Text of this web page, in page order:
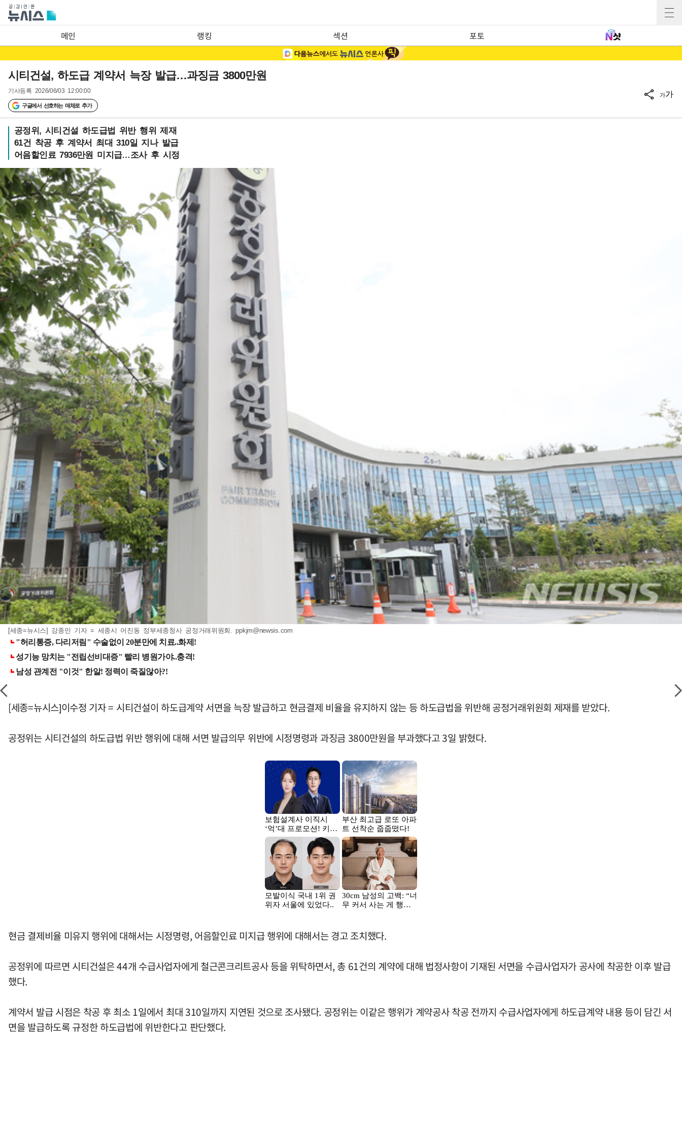
메인 랭킹 섹션 포토
시티건설, 하도급 계약서 늑장 발급…과징금 3800만원
기사등록 2026/06/03 12:00:00
구글에서 선호하는 매체로 추가
가가
공정위, 시티건설 하도급법 위반 행위 제재
61건 착공 후 계약서 최대 310일 지나 발급
어음할인료 7936만원 미지급…조사 후 시정
[세종=뉴시스] 강종민 기자 = 세종시 어진동 정부세종청사 공정거래위원회.ppkjm@newsis.com
[세종=뉴시스]이수정 기자 = 시티건설이 하도급계약 서면을 늑장 발급하고 현금결제 비율을 유지하지 않는 등 하도급법을 위반해 공정거래위원회 제재를 받았다.
공정위는 시티건설의 하도급법 위반 행위에 대해 서면 발급의무 위반에 시정명령과 과징금 3800만원을 부과했다고 3일 밝혔다.
현금 결제비율 미유지 행위에 대해서는 시정명령, 어음할인료 미지급 행위에 대해서는 경고 조치했다.
공정위에 따르면 시티건설은 44개 수급사업자에게 철근콘크리트공사 등을 위탁하면서, 총 61건의 계약에 대해 법정사항이 기재된 서면을 수급사업자가 공사에 착공한 이후 발급
했다.
계약서 발급 시점은 착공 후 최소 1일에서 최대 310일까지 지연된 것으로 조사됐다. 공정위는 이같은 행위가 계약공사 착공 전까지 수급사업자에게 하도급계약 내용 등이 담긴 서
면을 발급하도록 규정한 하도급법에 위반한다고 판단했다.